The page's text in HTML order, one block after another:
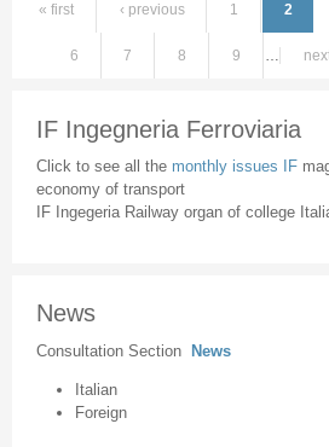
Pages
« first ‹ previous 1 2
6 7 8 9 …
IF Ingegneria Ferroviaria
Click to see all the monthly issues IF
economy of transport
IF Ingegeria Railway organ of college
News
Consultation Section News
Italian
Foreign